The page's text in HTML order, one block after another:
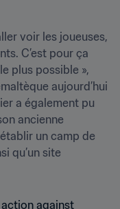
voir les joueuses,
C’est pour ça
plus possible »,
aujourd’hui
a également pu
ancienne
un camp de
qu’un site